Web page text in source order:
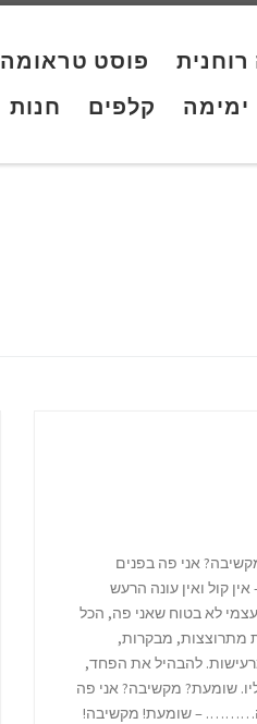
פוסט טראומה
ימימה קלפים חנות
אני פה בפנים
קול ואין עונה הרעש
עצמי לא בטוח שאני פה, הכל
מבקרות,
להבהיל את הפחד,
שומעת? מקשיבה? אני פה
– שומעת! מקשיבה!